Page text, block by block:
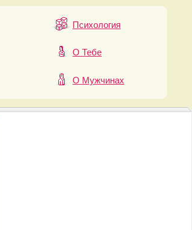
Психология
О Тебе
О Мужчинах